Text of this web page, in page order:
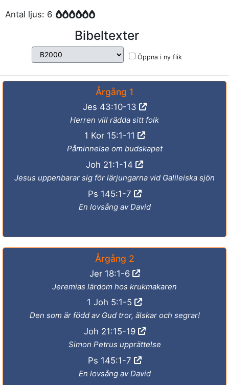
Antal ljus: 6
Bibeltexter
Öppna i ny flik
Årgång 1
Jes 43:10-13
Herren vill rädda sitt folk
1 Kor 15:1-11
Påminnelse om budskapet
Joh 21:1-14
Jesus uppenbarar sig för lärjungarna vid Galileiska sjön
Ps 145:1-7
En lovsång av David
Årgång 2
Jer 18:1-6
Jeremias lärdom hos krukmakaren
1 Joh 5:1-5
Den som är född av Gud tror, älskar och segrar!
Joh 21:15-19
Simon Petrus upprättelse
Ps 145:1-7
En lovsång av David